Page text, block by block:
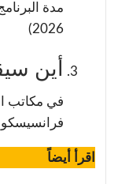
2026)
أين
في مكاتب
فرانسيسكو
اقرأ أيضاً